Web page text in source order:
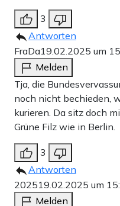
3
Antworten
FraDa19.02.2025 um
Melden
Tja, die
noch nicht bechieden,
kurieren. Da sitz doch
Grüne Filz wie in Berlin.
3
Antworten
202519.02.2025 um
Melden